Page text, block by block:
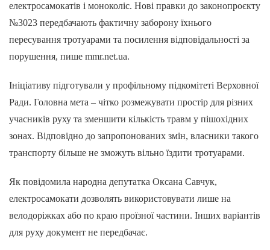
електросамокатів і моноколіс. Нові правки до законопроєкту
№3023 передбачають фактичну заборону їхнього
пересування тротуарами та посилення відповідальності за
порушення, пише mmr.net.ua.
Ініціативу підготували у профільному підкомітеті Верховної
Ради. Головна мета – чітко розмежувати простір для різних
учасників руху та зменшити кількість травм у пішохідних
зонах. Відповідно до запропонованих змін, власники такого
транспорту більше не зможуть вільно їздити тротуарами.
Як повідомила народна депутатка Оксана Савчук,
електросамокати дозволять використовувати лише на
велодоріжках або по краю проїзної частини. Інших варіантів
для руху документ не передбачає.